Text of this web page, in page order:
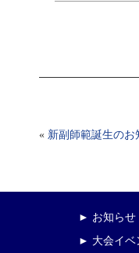
« 新副師範誕生のお
► お知らせ
► 大会イベ